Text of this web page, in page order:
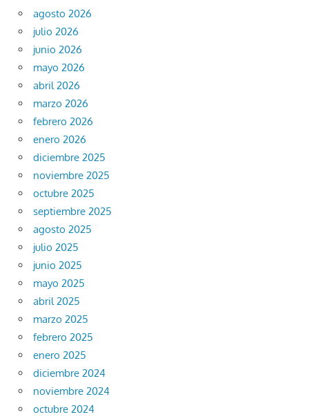
agosto 2026
julio 2026
junio 2026
mayo 2026
abril 2026
marzo 2026
febrero 2026
enero 2026
diciembre 2025
noviembre 2025
octubre 2025
septiembre 2025
agosto 2025
julio 2025
junio 2025
mayo 2025
abril 2025
marzo 2025
febrero 2025
enero 2025
diciembre 2024
noviembre 2024
octubre 2024